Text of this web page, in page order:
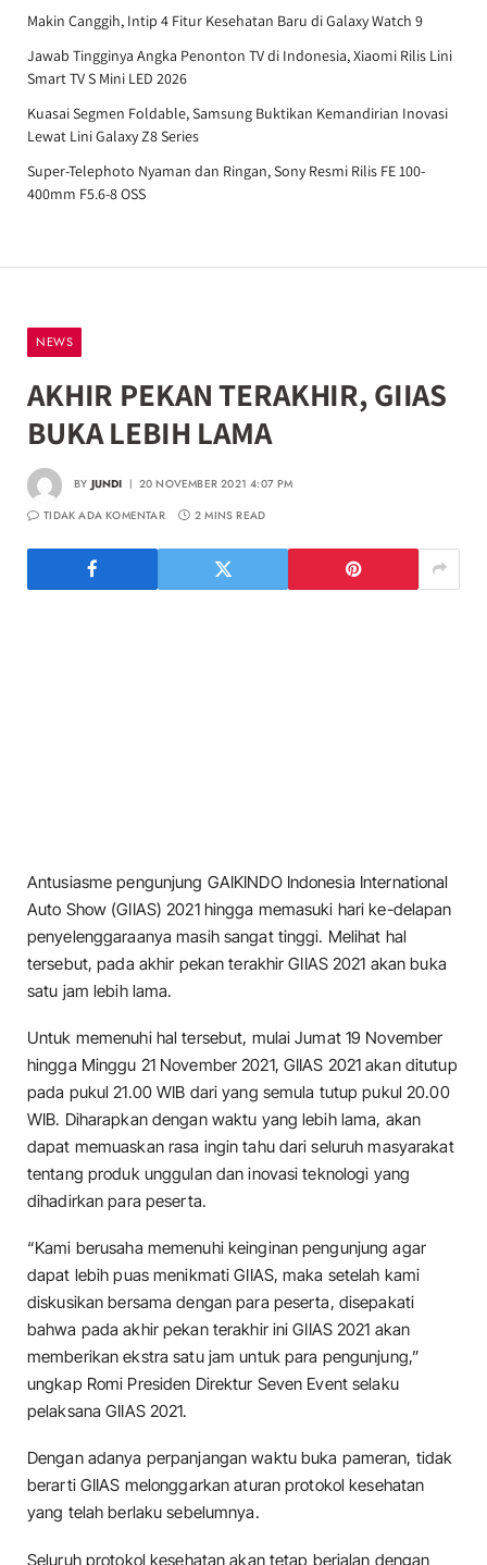
Makin Canggih, Intip 4 Fitur Kesehatan Baru di Galaxy Watch 9
Jawab Tingginya Angka Penonton TV di Indonesia, Xiaomi Rilis Lini
Smart TV S Mini LED 2026
Kuasai Segmen Foldable, Samsung Buktikan Kemandirian Inovasi
Lewat Lini Galaxy Z8 Series
Super-Telephoto Nyaman dan Ringan, Sony Resmi Rilis FE 100-
400mm F5.6-8 OSS
NEWS
AKHIR PEKAN TERAKHIR, GIIAS
BUKA LEBIH LAMA
BY JUNDI
20 NOVEMBER 2021 4:07 PM
TIDAK ADA KOMENTAR
2 MINS READ
Antusiasme pengunjung GAIKINDO Indonesia International
Auto Show (GIIAS) 2021 hingga memasuki hari ke-delapan
penyelenggaraanya masih sangat tinggi. Melihat hal
tersebut, pada akhir pekan terakhir GIIAS 2021 akan buka
satu jam lebih lama.
Untuk memenuhi hal tersebut, mulai Jumat 19 November
hingga Minggu 21 November 2021, GIIAS 2021 akan ditutup
pada pukul 21.00 WIB dari yang semula tutup pukul 20.00
WIB. Diharapkan dengan waktu yang lebih lama, akan
dapat memuaskan rasa ingin tahu dari seluruh masyarakat
tentang produk unggulan dan inovasi teknologi yang
dihadirkan para peserta.
“Kami berusaha memenuhi keinginan pengunjung agar
dapat lebih puas menikmati GIIAS, maka setelah kami
diskusikan bersama dengan para peserta, disepakati
bahwa pada akhir pekan terakhir ini GIIAS 2021 akan
memberikan ekstra satu jam untuk para pengunjung,”
ungkap Romi Presiden Direktur Seven Event selaku
pelaksana GIIAS 2021.
Dengan adanya perpanjangan waktu buka pameran, tidak
berarti GIIAS melonggarkan aturan protokol kesehatan
yang telah berlaku sebelumnya.
Seluruh protokol kesehatan akan tetap berjalan dengan